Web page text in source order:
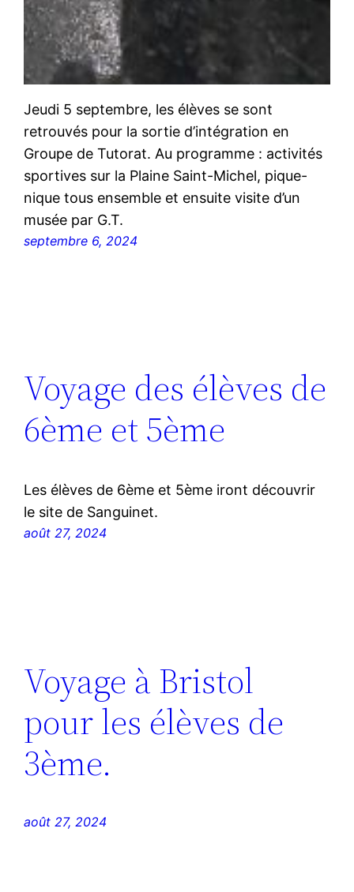
Jeudi 5 septembre, les élèves se sont
retrouvés pour la sortie d’intégration en
Groupe de Tutorat. Au programme : activités
sportives sur la Plaine Saint-Michel, pique-
nique tous ensemble et ensuite visite d’un
musée par G.T.
septembre 6, 2024
Voyage des élèves de
6ème et 5ème
Les élèves de 6ème et 5ème iront découvrir
le site de Sanguinet.
août 27, 2024
Voyage à Bristol
pour les élèves de
3ème.
août 27, 2024